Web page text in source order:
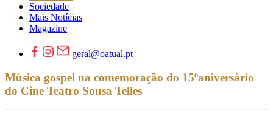
Sociedade
Mais Notícias
Magazine
geral@oatual.pt
Música gospel na comemoração do 15ºaniversário
do Cine Teatro Sousa Telles